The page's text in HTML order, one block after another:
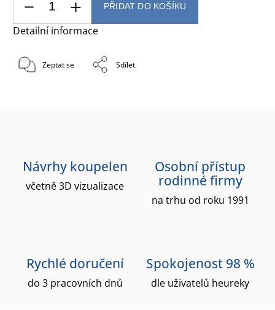
PŘIDAT DO KOŠÍKU
Detailní informace
Zeptat se Sdílet
Návrhy koupelen
včetně 3D vizualizace
Osobní přístup
rodinné firmy
na trhu od roku 1991
Rychlé doručení
do 3 pracovních dnů
Spokojenost 98 %
dle uživatelů heureky